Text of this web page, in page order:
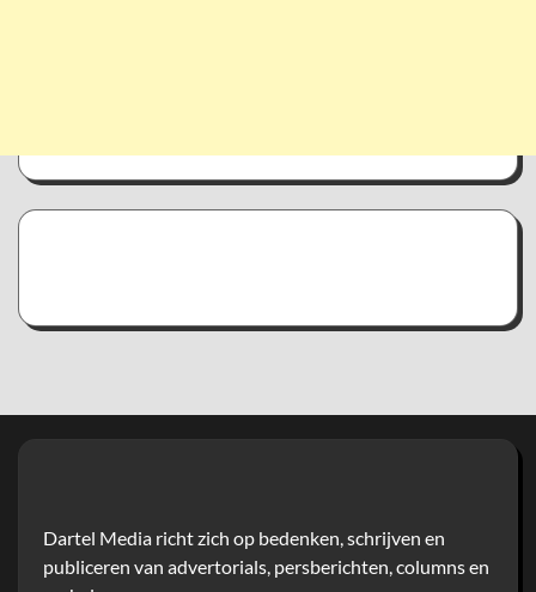
Dartel Media richt zich op bedenken, schrijven en
publiceren van advertorials, persberichten, columns en